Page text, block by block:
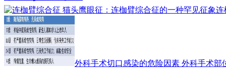
连
外科手术切口感染的危险因素 外科手术部